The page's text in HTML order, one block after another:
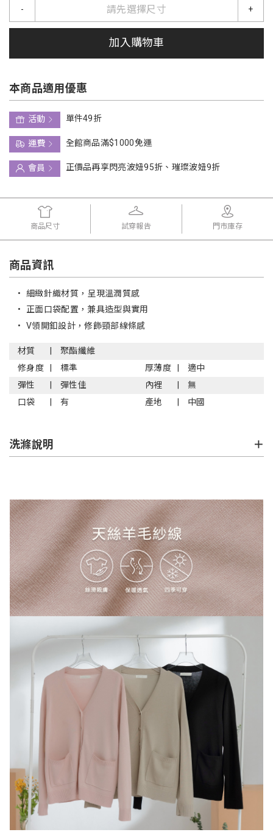
請先選擇尺寸
- +
加入購物車
本商品適用優惠
活動
單件49折
運費
全館商品滿$1000免運
會員
正價品再享閃亮波妞95折、璀璨波妞9折
商品尺寸 試穿報告 門市庫存
商品資訊
• 細緻針織材質，呈現溫潤質感
• 正面口袋配置，兼具造型與實用
• V領開釦設計，修飾頸部線條感
材質
聚酯纖維
修身度
標準 厚薄度
適中
彈性
彈性佳 內裡
無
口袋
有 產地 中國
洗滌說明